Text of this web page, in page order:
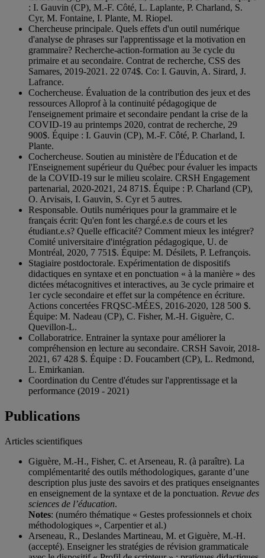
: I. Gauvin (CP), M.-F. Côté, L. Laplante, P. Charland, S.
Cyr, M. Fontaine, I. Plante, M. Riopel.
Chercheuse principale. Quels effets d'un outil numérique
d'analyse de phrases sur l'apprentissage et la motivation en
grammaire? Recherche-action-formation au 3e cycle du
primaire et au secondaire. Contrat de recherche, CSS des
Samares, 2019-2021. 22 074$. Co: I. Gauvin, A. Sirard, J.
Lafrance.
Cochercheuse. Évaluation de la contribution des jeux et des
ressources Alloprof à la continuité pédagogique de
l'enseignement primaire et secondaire pendant la crise de la
COVID-19 au printemps 2020, contrat de recherche, 29
900$. Équipe : I. Gauvin (CP), M.-F. Côté, P. Charland, I.
Plante.
Cochercheuse. Soutien au ministère de l'Éducation et de
l'Enseignement supérieur du Québec pour évaluer les impacts
de la COVID-19 sur le milieu scolaire. CRSH Engagement
partenarial, 2020-2021, 24 871$. Équipe : P. Charland (CP),
O. Arvisais, I. Gauvin, S. Cyr et 5 autres.
Responsable. Outils numériques pour la grammaire et le
français écrit: Qu'en font les chargé.e.s de cours et les
étudiant.e.s? Quelle efficacité? Comment mieux les intégrer?
Comité universitaire d'intégration pédagogique, U. de
Montréal, 2020, 7 751$. Équipe: M. Désilets, P. Lefrançois.
Stagiaire postdoctorale. Expérimentation de dispositifs
didactiques en syntaxe et en ponctuation « à la manière » des
dictées métacognitives et interactives, au 3e cycle primaire et
1er cycle secondaire et effet sur la compétence en écriture.
Actions concertées FRQSC-MÉES, 2016-2020, 128 500 $.
Équipe: M. Nadeau (CP), C. Fisher, M.-H. Giguère, C.
Quevillon-L.
Collaboratrice. Entrainer la syntaxe pour améliorer la
compréhension en lecture au secondaire. CRSH Savoir, 2018-
2021, 67 428 $. Équipe : D. Foucambert (CP), L. Redmond,
L. Emirkanian.
Coordination du Centre d'études sur l'apprentissage et la
performance (2019 - 2021)
Publications
Articles scientifiques
Giguère, M.-H., Fisher, C. et Arseneau, R. (à paraître). La
complémentarité des outils méthodologiques, garante d’une
description plus juste des savoirs et des pratiques enseignantes
en enseignement de la syntaxe et de la ponctuation. Revue des
sciences de l’éducation.
Notes: (numéro thématique « Gestes professionnels et choix
méthodologiques », Carpentier et al.)
Arseneau, R., Deslandes Martineau, M. et Giguère, M.-H.
(accepté). Enseigner les stratégies de révision grammaticale